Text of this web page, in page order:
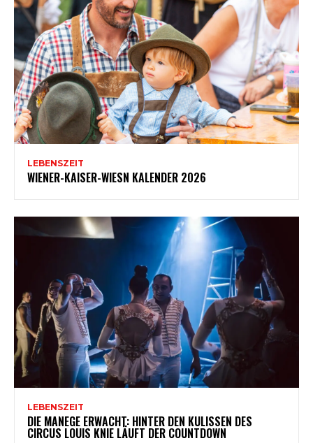
LEBENSZEIT
WIENER-KAISER-WIESN KALENDER 2026
LEBENSZEIT
DIE MANEGE ERWACHT: HINTER DEN KULISSEN DES
CIRCUS LOUIS KNIE LÄUFT DER COUNTDOWN